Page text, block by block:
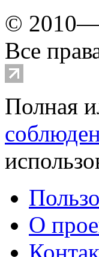
©
Все
Полная
О